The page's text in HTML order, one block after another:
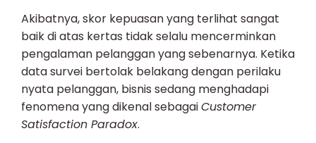
Akibatnya, skor kepuasan yang terlihat sangat
baik di atas kertas tidak selalu mencerminkan
pengalaman pelanggan yang sebenarnya. Ketika
data survei bertolak belakang dengan perilaku
nyata pelanggan, bisnis sedang menghadapi
fenomena yang dikenal sebagaiCustomer
Satisfaction Paradox.